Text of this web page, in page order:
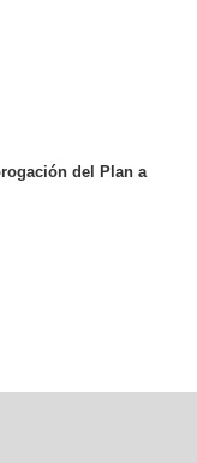
del Plan a